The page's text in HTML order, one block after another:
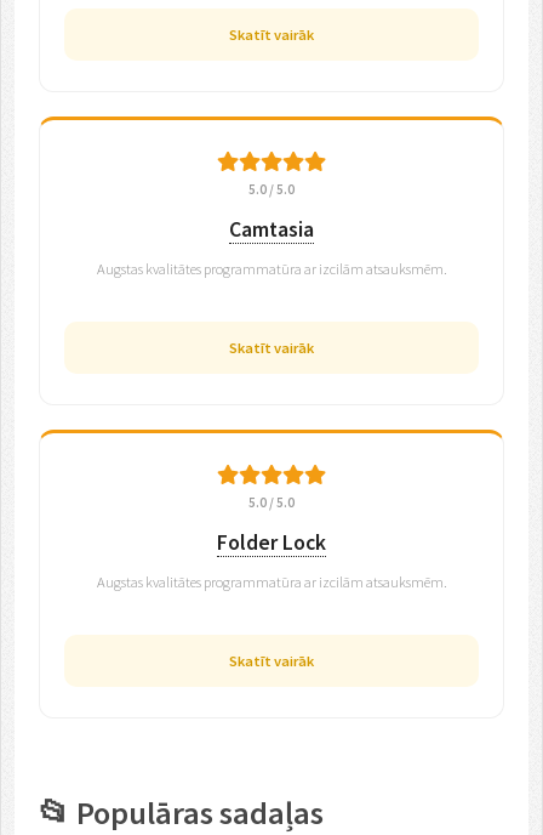
Skatīt vairāk
5.0 / 5.0
Camtasia
Augstas kvalitātes programmatūra ar izcilām atsauksmēm.
Skatīt vairāk
5.0 / 5.0
Folder Lock
Augstas kvalitātes programmatūra ar izcilām atsauksmēm.
Skatīt vairāk
📂 Populāras sadaļas